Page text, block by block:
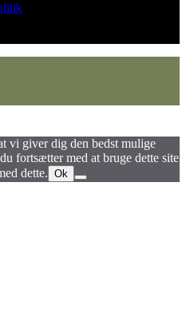
vi giver dig den bedst mulige
fortsætter med at bruge dette site
dette. Ok